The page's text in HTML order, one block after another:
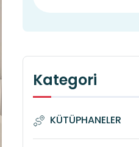
Kategori
KÜTÜPHANELER